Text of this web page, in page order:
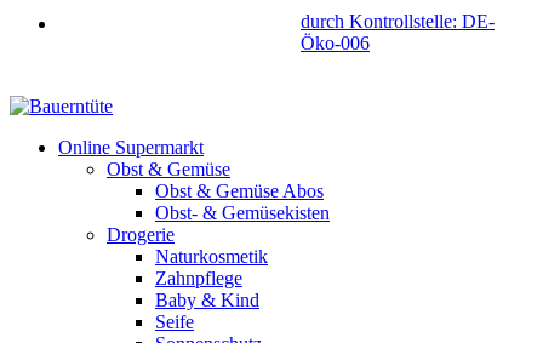
durch Kontrollstelle: DE-
Öko-006
Online Supermarkt
Obst & Gemüse
Obst & Gemüse Abos
Obst- & Gemüsekisten
Drogerie
Naturkosmetik
Zahnpflege
Baby & Kind
Seife